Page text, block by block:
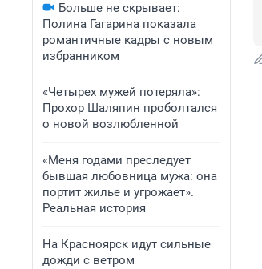
Больше не скрывает:
Полина Гагарина показала
романтичные кадры с новым
избранником
«Четырех мужей потеряла»:
Прохор Шаляпин проболтался
о новой возлюбленной
«Меня годами преследует
бывшая любовница мужа: она
портит жилье и угрожает».
Реальная история
На Красноярск идут сильные
дожди с ветром